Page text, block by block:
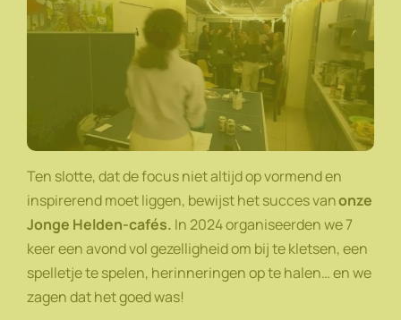
Ten slotte, dat de focus niet altijd op vormend en
inspirerend moet liggen, bewijst het succes vanonze
Jonge Helden-cafés. In 2024 organiseerden we 7
keer een avond vol gezelligheid om bij te kletsen, een
spelletje te spelen, herinneringen op te halen… en we
zagen dat het goed was!